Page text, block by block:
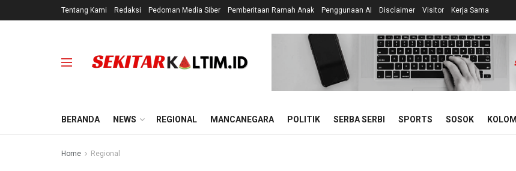
Tentang Kami Redaksi Pedoman Media Siber Pemberitaan Ramah Anak Penggunaan AI Disclaimer Visitor Kerja Sama
BERANDA NEWS REGIONAL MANCANEGARA POLITIK SERBA SERBI SPORTS SOSOK KOLOM
Home Regional